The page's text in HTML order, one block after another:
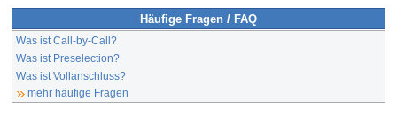
Häufige Fragen / FAQ
Was ist Call-by-Call?
Was ist Preselection?
Was ist Vollanschluss?
mehr häufige Fragen